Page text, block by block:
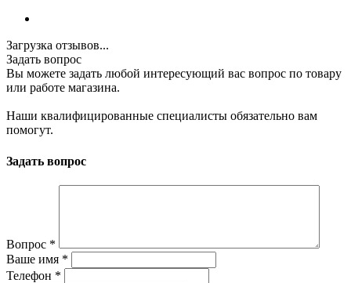
Загрузка отзывов...
Задать вопрос
Вы можете задать любой интересующий вас вопрос по товару
или работе магазина.
Наши квалифицированные специалисты обязательно вам
помогут.
Задать вопрос
Вопрос *
Ваше имя *
Телефон *